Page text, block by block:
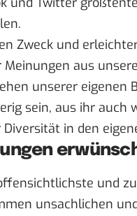
Zweck und
aus
unserer eigenen
sein, aus ihr auch
in den
und
unsachlichen